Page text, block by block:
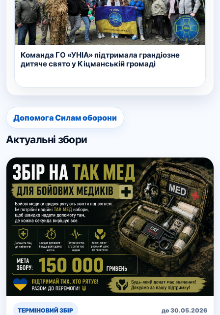
Команда ГО «УНІА» підтримала грандіозне
дитяче свято у Кіцманській громаді
Допомога Силам оборони
Актуальні збори
ТЕРМІНОВИЙ ЗБІР до 30.05.2026